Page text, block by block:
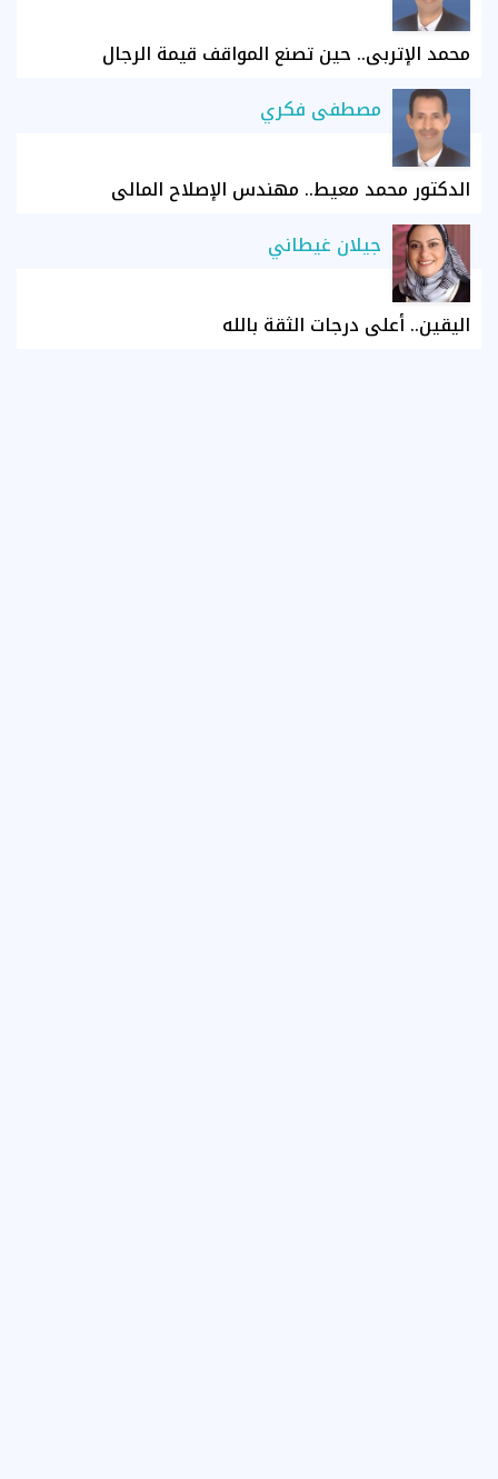
محمد الإتربي.. حين تصنع المواقف قيمة الرجال
مصطفى فكري
الدكتور محمد معيط.. مهندس الإصلاح المالي
جيلان غيطاني
اليقين.. أعلى درجات الثقة بالله